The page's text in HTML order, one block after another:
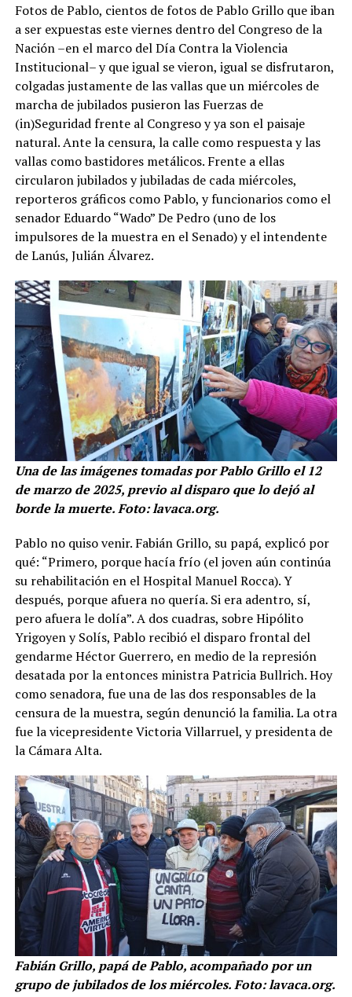
Fotos de Pablo, cientos de fotos de Pablo Grillo que iban
a ser expuestas este viernes dentro del Congreso de la
Nación –en el marco del Día Contra la Violencia
Institucional– y que igual se vieron, igual se disfrutaron,
colgadas justamente de las vallas que un miércoles de
marcha de jubilados pusieron las Fuerzas de
(in)Seguridad frente al Congreso y ya son el paisaje
natural. Ante la censura, la calle como respuesta y las
vallas como bastidores metálicos. Frente a ellas
circularon jubilados y jubiladas de cada miércoles,
reporteros gráficos como Pablo, y funcionarios como el
senador Eduardo “Wado” De Pedro (uno de los
impulsores de la muestra en el Senado) y el intendente
de Lanús, Julián Álvarez.
Una de las imágenes tomadas por Pablo Grillo el 12
de marzo de 2025, previo al disparo que lo dejó al
borde la muerte. Foto: lavaca.org.
Pablo no quiso venir. Fabián Grillo, su papá, explicó por
qué: “Primero, porque hacía frío (el joven aún continúa
su rehabilitación en el Hospital Manuel Rocca). Y
después, porque afuera no quería. Si era adentro, sí,
pero afuera le dolía”. A dos cuadras, sobre Hipólito
Yrigoyen y Solís, Pablo recibió el disparo frontal del
gendarme Héctor Guerrero, en medio de la represión
desatada por la entonces ministra Patricia Bullrich. Hoy
como senadora, fue una de las dos responsables de la
censura de la muestra, según denunció la familia. La otra
fue la vicepresidente Victoria Villarruel, y presidenta de
la Cámara Alta.
Fabián Grillo, papá de Pablo, acompañado por un
grupo de jubilados de los miércoles. Foto: lavaca.org.